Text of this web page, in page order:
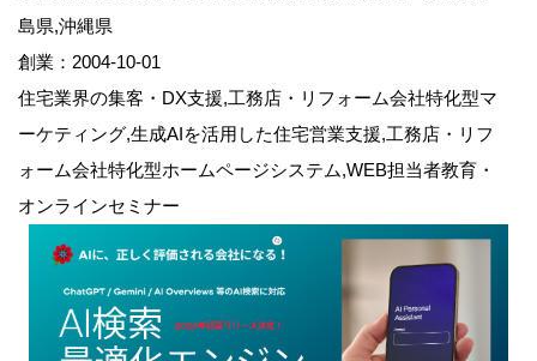
島県,沖縄県
創業：2004-10-01
住宅業界の集客・DX支援,工務店・リフォーム会社特化型マ
ーケティング,生成AIを活用した住宅営業支援,工務店・リフ
ォーム会社特化型ホームページシステム,WEB担当者教育・
オンラインセミナー